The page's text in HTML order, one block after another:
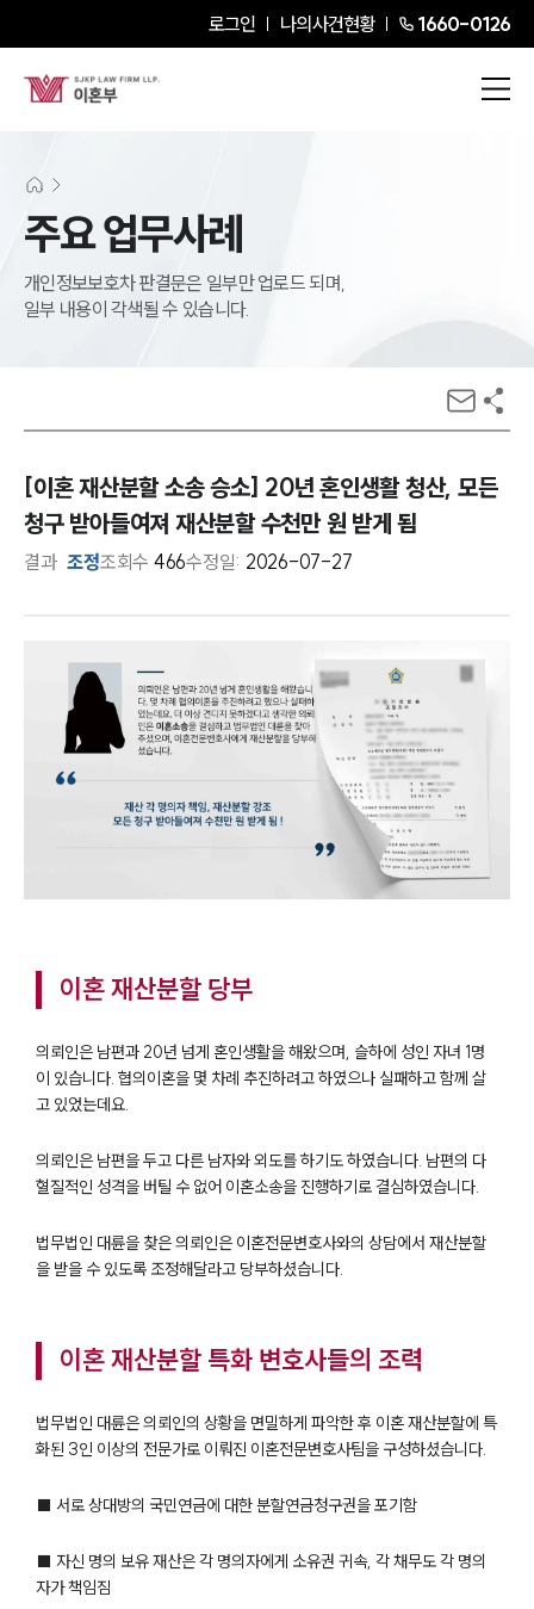
로그인 나의사건현황 1660-0126
주요 업무사례
개인정보보호차 판결문은 일부만 업로드 되며,
일부 내용이 각색될 수 있습니다.
[이혼 재산분할 소송 승소] 20년 혼인생활 청산, 모든
청구 받아들여져 재산분할 수천만 원 받게 됨
결과 조정조회수 466수정일: 2026-07-27
이혼 재산분할 당부
의뢰인은 남편과 20년 넘게 혼인생활을 해왔으며, 슬하에 성인 자녀 1명
이 있습니다. 협의이혼을 몇 차례 추진하려고 하였으나 실패하고 함께 살
고 있었는데요.
의뢰인은 남편을 두고 다른 남자와 외도를 하기도 하였습니다. 남편의 다
혈질적인 성격을 버틸 수 없어 이혼소송을 진행하기로 결심하였습니다.
법무법인 대륜을 찾은 의뢰인은 이혼전문변호사와의 상담에서 재산분할
을 받을 수 있도록 조정해달라고 당부하셨습니다.
이혼 재산분할 특화 변호사들의 조력
법무법인 대륜은 의뢰인의 상황을 면밀하게 파악한 후 이혼 재산분할에 특
화된 3인 이상의 전문가로 이뤄진 이혼전문변호사팀을 구성하셨습니다.
■ 서로 상대방의 국민연금에 대한 분할연금청구권을 포기함
■ 자신 명의 보유 재산은 각 명의자에게 소유권 귀속, 각 채무도 각 명의
자가 책임짐